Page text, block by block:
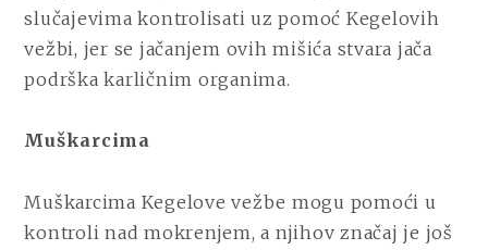
slučajevima kontrolisati uz pomoć Kegelovih
vežbi, jer se jačanjem ovih mišića stvara jača
podrška karličnim organima.
Muškarcima
Muškarcima Kegelove vežbe mogu pomoći u
kontroli nad mokrenjem, a njihov značaj je još